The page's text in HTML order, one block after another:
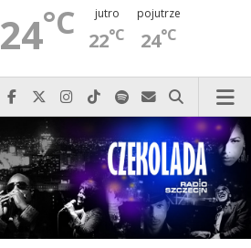
24°C jutro
22°C
pojutrze
24°C
Najlepiej po prostu do nas zadzwoń
Odwiedź nas na Facebook-u
Odwiedź nas na X
Odwiedź nas na Instagram-ie
Odwiedź nas na TikTok-u
Szukaj nas na Spotify
Wyślij do nas
Szukaj